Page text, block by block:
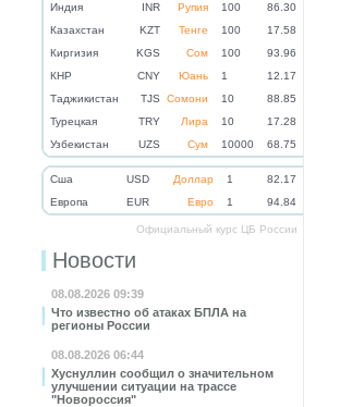
Индия
INR Рупия 100
86.30
Казахстан
KZT Тенге 100
17.58
Киргизия
KGS Сом 100
93.96
КНР
CNY Юань 1
12.17
Таджикистан
TJS Сомони 10
88.85
Турецкая
TRY Лира 10
17.28
Узбекистан
UZS Сум 10000 68.75
Cша USD Доллар 1
82.17
Eвропа
EUR Евро 1 94.84
Официальный курс ЦБ России
Новости
08.08.2026 09:39
Что известно об атаках БПЛА на
регионы России
08.08.2026 06:44
Хуснуллин сообщил о значительном
улучшении ситуации на трассе
"Новороссия"